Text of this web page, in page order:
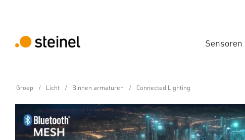
Sensoren
Groep Licht Binnen armaturen Connected Lighting